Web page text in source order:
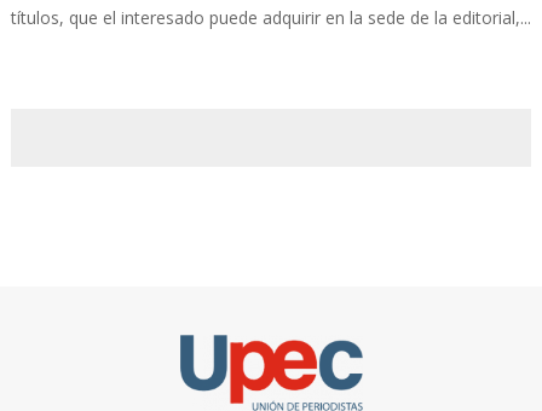
títulos, que el interesado puede adquirir en la sede de la editorial,...